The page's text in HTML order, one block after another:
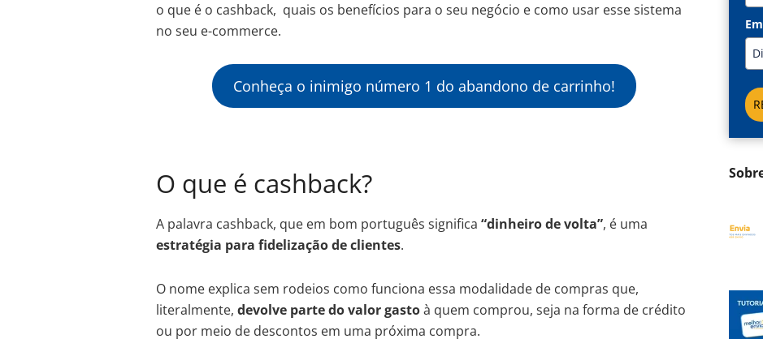
o que é o cashback, quais os benefícios para o seu negócio e como usar esse sistema
no seu e-commerce.
Conheça o inimigo número 1 do abandono de carrinho!
O que é cashback?
A palavra cashback, que em bom português significa “dinheiro de volta”, é uma
estratégia para fidelização de clientes.
O nome explica sem rodeios como funciona essa modalidade de compras que,
literalmente, devolve parte do valor gastoà quem comprou, seja na forma de crédito
ou por meio de descontos em uma próxima compra.